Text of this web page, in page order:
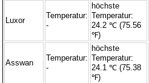
Luxor
Temperatur:
-
höchste
Temperatur:
24.2 ℃ (75.56
℉)
Asswan
Temperatur:
-
höchste
Temperatur:
24.1 ℃ (75.38
℉)